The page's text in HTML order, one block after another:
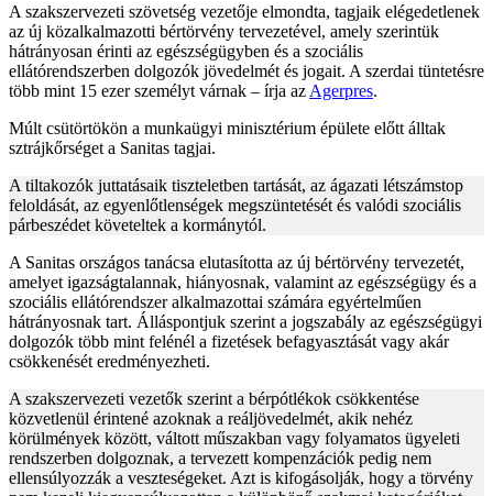
A szakszervezeti szövetség vezetője elmondta, tagjaik elégedetlenek
az új közalkalmazotti bértörvény tervezetével, amely szerintük
hátrányosan érinti az egészségügyben és a szociális
ellátórendszerben dolgozók jövedelmét és jogait. A szerdai tüntetésre
több mint 15 ezer személyt várnak – írja az Agerpres.
Múlt csütörtökön a munkaügyi minisztérium épülete előtt álltak
sztrájkőrséget a Sanitas tagjai.
A tiltakozók juttatásaik tiszteletben tartását, az ágazati létszámstop
feloldását, az egyenlőtlenségek megszüntetését és valódi szociális
párbeszédet követeltek a kormánytól.
A Sanitas országos tanácsa elutasította az új bértörvény tervezetét,
amelyet igazságtalannak, hiányosnak, valamint az egészségügy és a
szociális ellátórendszer alkalmazottai számára egyértelműen
hátrányosnak tart. Álláspontjuk szerint a jogszabály az egészségügyi
dolgozók több mint felénél a fizetések befagyasztását vagy akár
csökkenését eredményezheti.
A szakszervezeti vezetők szerint a bérpótlékok csökkentése
közvetlenül érintené azoknak a reáljövedelmét, akik nehéz
körülmények között, váltott műszakban vagy folyamatos ügyeleti
rendszerben dolgoznak, a tervezett kompenzációk pedig nem
ellensúlyozzák a veszteségeket. Azt is kifogásolják, hogy a törvény